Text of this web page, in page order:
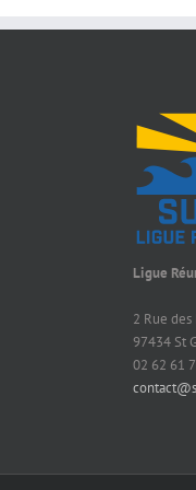
Ligue
2 Rue des
97434 St
02 62 61